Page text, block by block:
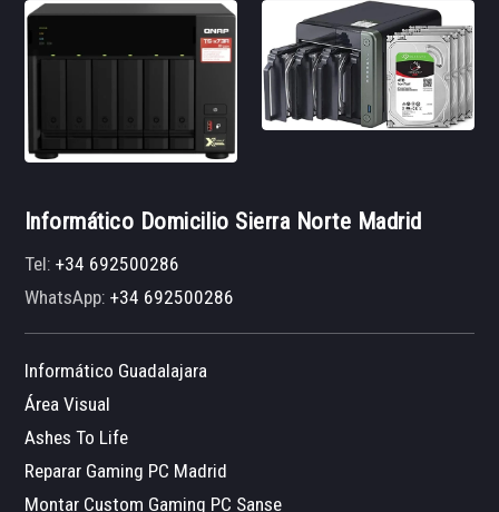
Informático Domicilio Sierra Norte Madrid
Tel:+34 692500286
WhatsApp:+34 692500286
Informático Guadalajara
Área Visual
Ashes To Life
Reparar Gaming PC Madrid
Montar Custom Gaming PC Sanse